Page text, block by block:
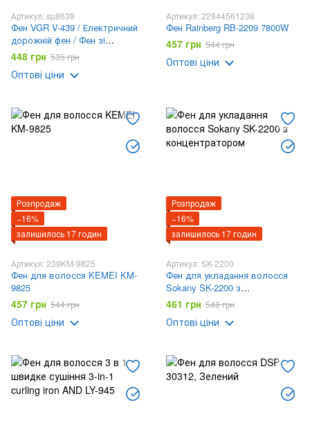
Артикул: sp8638
Фен VGR V-439 / Електричний
дорожній фен / Фен зі
складною ручкою
448 грн 535 грн
Оптові ціни
Артикул: 22844561238
Фен Rainberg RB-2209 7800W
457 грн 544 грн
Оптові ціни
Розпродаж
−16%
залишилось 17 годин
Артикул: 239KM-9825
Фен для волосся KEMEI KM-
9825
457 грн 544 грн
Оптові ціни
Розпродаж
−16%
залишилось 17 годин
Артикул: SK-2200
Фен для укладання волосся
Sokany SK-2200 з
концентратором
461 грн 548 грн
Оптові ціни